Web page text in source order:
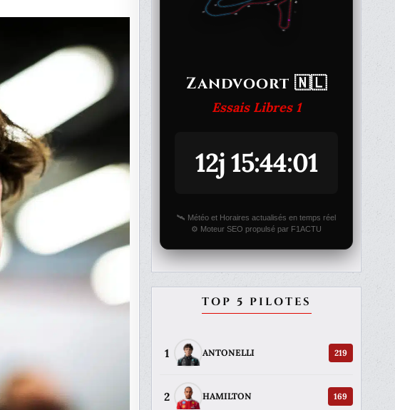
À
Zandvoort 🇳🇱
Essais Libres 1
12j 15:44:01
🛰️ Météo et Horaires actualisés en temps réel
⚙️ Moteur SEO propulsé par F1ACTU
TOP 5 PILOTES
1 ANTONELLI 219
2 HAMILTON 169